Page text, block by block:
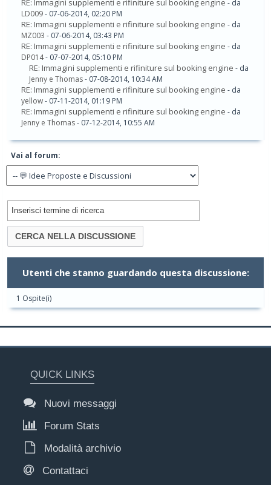
RE: Immagini supplementi e rifiniture sul booking engine - da
LD009- 07-06-2014, 02:20 PM
RE: Immagini supplementi e rifiniture sul booking engine - da
MZ003 - 07-06-2014, 03:43 PM
RE: Immagini supplementi e rifiniture sul booking engine - da
DP014- 07-07-2014, 05:10 PM
RE: Immagini supplementi e rifiniture sul booking engine - da
Jenny e Thomas- 07-08-2014, 10:34 AM
RE: Immagini supplementi e rifiniture sul booking engine - da
yellow- 07-11-2014, 01:19 PM
RE: Immagini supplementi e rifiniture sul booking engine - da
Jenny e Thomas- 07-12-2014, 10:55 AM
Vai al forum:
Utenti che stanno guardando questa discussione:
1 Ospite(i)
QUICK LINKS
Nuovi messaggi
Forum Stats
Modalità archivio
Contattaci